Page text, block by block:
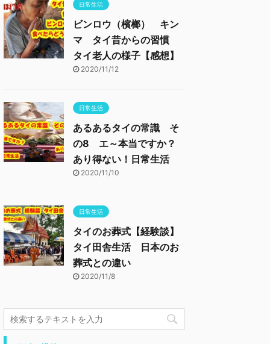
日常生活
ビンロウ（檳榔） キン
マ タイ昔からの習慣
タイ老人の様子【感想】
2020/11/12
日常生活
あるあるタイの常識 そ
の8 エ～本当ですか？
あり得ない！日常生活
2020/11/10
日常生活
タイのお葬式【経験談】
タイ田舎生活 日本のお
葬式との違い
2020/11/8